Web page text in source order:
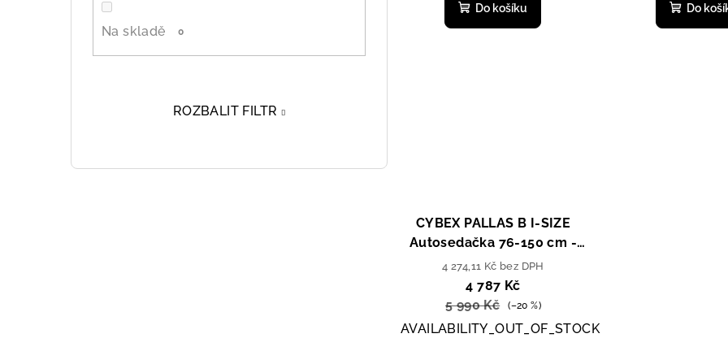
Na skladě 0
ROZBALIT FILTR
Do košíku Do
CYBEX PALLAS B I-SIZE
Autosedačka 76-150 cm -
Rumba Red / Dark Red
4 274,11 Kč bez DPH
4 787 Kč
5 990 Kč
(–20 %)
AVAILABILITY_OUT_OF_STOCK